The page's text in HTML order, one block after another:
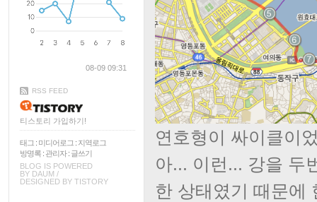
08-09 09:31
RSS FEED
티스토리 가입하기!
태그 : 미디어로그 : 지역로그
방명록 : 관리자: 글쓰기
BLOG IS POWERED
BY DAUM /
DESIGNED BY TISTORY
연호형이 싸이클이
아... 이런... 강을 두
한 상태였기 때문에